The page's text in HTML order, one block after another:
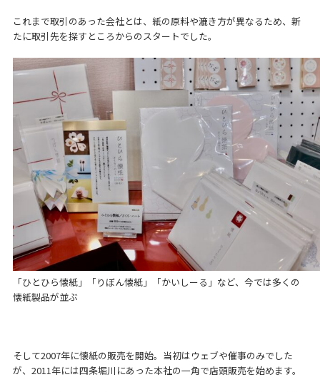
これまで取引のあった会社とは、紙の原料や漉き方が異なるため、新
たに取引先を探すところからのスタートでした。
「ひとひら懐紙」「りぼん懐紙」「かいしーる」など、今では多くの
懐紙製品が並ぶ
そして2007年に懐紙の販売を開始。当初はウェブや催事のみでした
が、2011年には四条堀川にあった本社の一角で店頭販売を始めます。